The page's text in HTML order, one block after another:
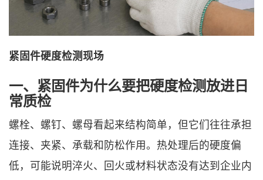
紧固件硬度检测现场
一、紧固件为什么要把硬度检测放进日
常质检
螺栓、螺钉、螺母看起来结构简单，但它们往往承担
连接、夹紧、承载和防松作用。热处理后的硬度偏
低，可能说明淬火、回火或材料状态没有达到企业内